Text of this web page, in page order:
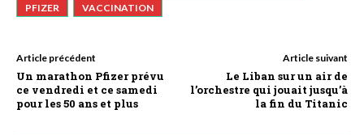
PFIZER
VACCINATION
Article précédent
Un marathon Pfizer prévu
ce vendredi et ce samedi
pour les 50 ans et plus
Article suivant
Le Liban sur un air de
l’orchestre qui jouait jusqu’à
la fin du Titanic